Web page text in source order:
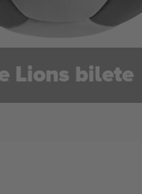
Lions bilete